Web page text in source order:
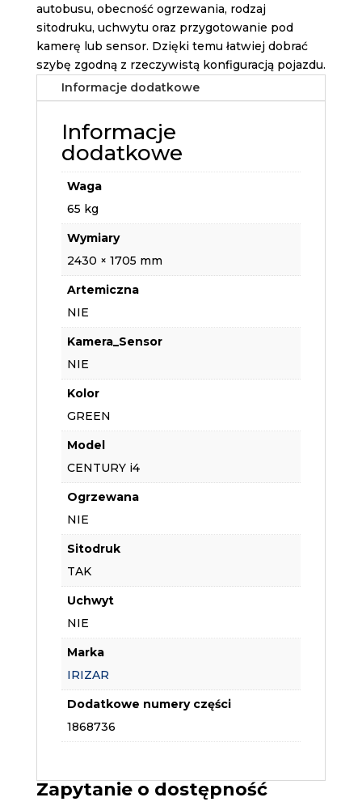
autobusu, obecność ogrzewania, rodzaj
sitodruku, uchwytu oraz przygotowanie pod
kamerę lub sensor. Dzięki temu łatwiej dobrać
szybę zgodną z rzeczywistą konfiguracją pojazdu.
Informacje dodatkowe
Informacje
dodatkowe
Waga
65 kg
Wymiary
2430 × 1705 mm
Artemiczna
NIE
Kamera_Sensor
NIE
Kolor
GREEN
Model
CENTURY i4
Ogrzewana
NIE
Sitodruk
TAK
Uchwyt
NIE
Marka
IRIZAR
Dodatkowe numery części
1868736
Zapytanie o dostępność